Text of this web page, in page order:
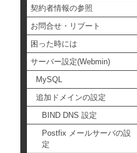
契約者情報の参照
お問合せ・リブート
困った時には
サーバー設定(Webmin)
MySQL
追加ドメインの設定
BIND DNS 設定
Postfix メールサーバの設
定